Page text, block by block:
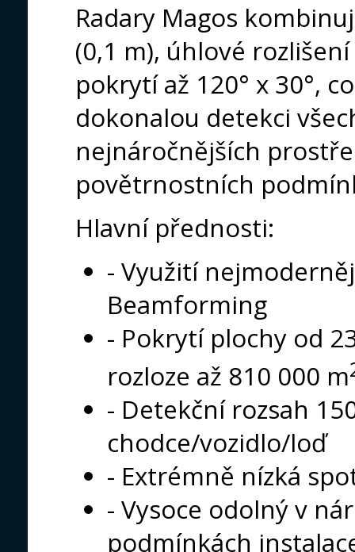
Radary Magos
(0,1 m), úhlové
pokrytí až 120° x 30°,
dokonalou detekci
nejnáročnějších
povětrnostních
Hlavní přednosti:
- Využití
Beamforming
- Pokrytí plochy od
rozloze až 810 000 m
- Detekční rozsah
chodce/vozidlo/loď
- Extrémně nízká
- Vysoce odolný v
podmínkách